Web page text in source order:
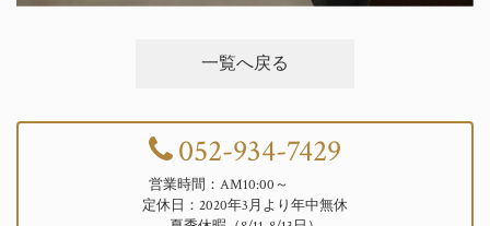
一覧へ戻る
052-934-7429
営業時間：AM10:00～
定休日：2020年3月より年中無休